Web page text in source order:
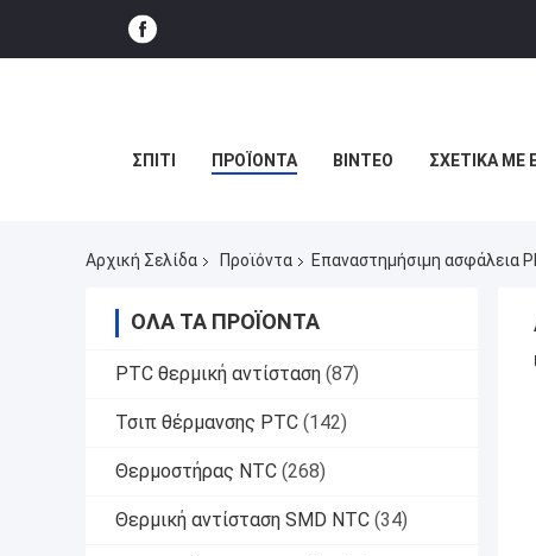
ΣΠΊΤΙ ΠΡΟΪΌΝΤΑ ΒΊΝΤΕΟ ΣΧΕΤΙΚΆ ΜΕ
Αρχική Σελίδα Προϊόντα Επαναστημήσιμη ασφάλεια
ΌΛΑ ΤΑ ΠΡΟΪΌΝΤΑ
PTC θερμική αντίσταση (87)
Τσιπ θέρμανσης PTC (142)
Θερμοστήρας NTC (268)
Θερμική αντίσταση SMD NTC (34)